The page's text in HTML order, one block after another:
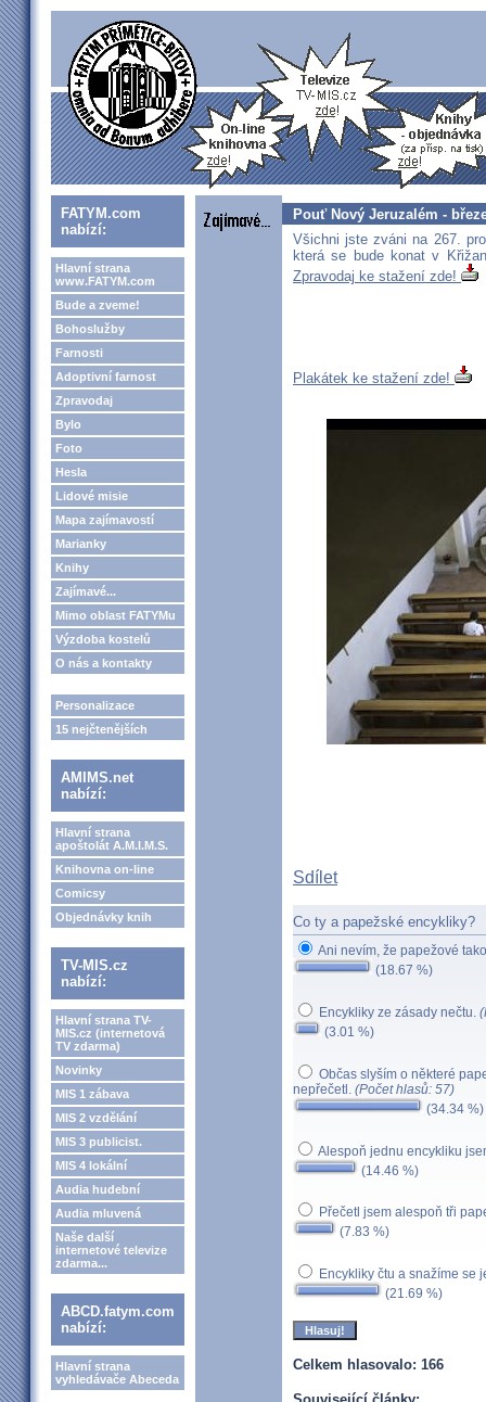
FATYM.com
nabízí:
Hlavní strana
www.FATYM.com
Bude a zveme!
Bohoslužby
Farnosti
Adoptivní farnost
Zpravodaj
Bylo
Foto
Hesla
Lidové misie
Mapa zajímavostí
Marianky
Knihy
Zajímavé...
Mimo oblast FATYMu
Výzdoba kostelů
O nás a kontakty
Personalizace
15 nejčtenějších
AMIMS.net
nabízí:
Hlavní strana
apoštolát A.M.I.M.S.
Knihovna on-line
Comicsy
Objednávky knih
TV-MIS.cz
nabízí:
Hlavní strana TV-
MIS.cz (internetová
TV zdarma)
Novinky
MIS 1 zábava
MIS 2 vzdělání
MIS 3 publicist.
MIS 4 lokální
Audia hudební
Audia mluvená
Naše další
internetové televize
zdarma...
ABCD.fatym.com
nabízí:
Hlavní strana
vyhledávače Abeceda
Pouť Nový Jeruzalém -
Všichni jste zváni na 267.
která se bude konat v
Zpravodaj ke stažení zde!
Plakátek ke stažení zde!
Sdílet
Co ty a papežské encykliky?
Ani nevím, že papežové
(18.67 %)
Encykliky ze zásady nečtu.
(3.01 %)
Občas slyším o některé
nepřečetl. (Počet hlasů: 57)
(34.34 %)
Alespoň jednu encykliku
(14.46 %)
Přečetl jsem alespoň tři
(7.83 %)
Encykliky čtu a snažíme se
(21.69 %)
Celkem hlasovalo: 166